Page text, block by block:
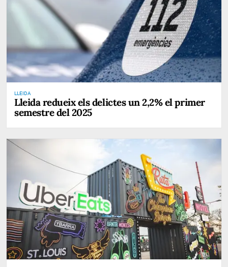
LLEIDA
Lleida redueix els delictes un 2,2% el primer
semestre del 2025